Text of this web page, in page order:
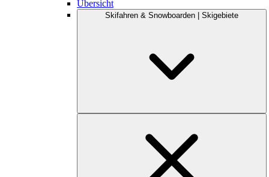
Übersicht
Skifahren & Snowboarden | Skigebiete